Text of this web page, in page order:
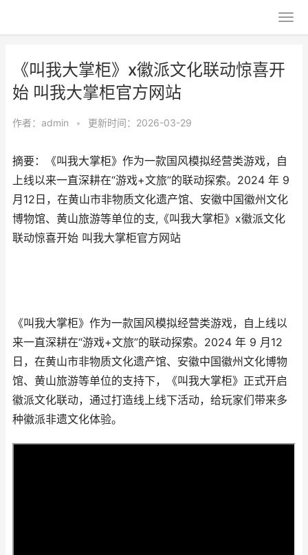
《叫我大掌柜》x徽派文化联动惊喜开
始 叫我大掌柜官方网站
作者： admin • 更新时间：2026-03-29
摘要：《叫我大掌柜》作为一款国风模拟经营类游戏，自
上线以来一直深耕在“游戏+文旅”的联动探索。2024 年 9
月12日，在黄山市非物质文化遗产馆、安徽中国徽州文化
博物馆、黄山旅游等单位的支,《叫我大掌柜》x徽派文化
联动惊喜开始 叫我大掌柜官方网站
《叫我大掌柜》作为一款国风模拟经营类游戏，自上线以
来一直深耕在“游戏+文旅”的联动探索。2024 年 9 月12
日，在黄山市非物质文化遗产馆、安徽中国徽州文化博物
馆、黄山旅游等单位的支持下，《叫我大掌柜》正式开启
徽派文化联动，通过打造线上线下活动，给玩家们带来多
种徽派非遗文化体验。